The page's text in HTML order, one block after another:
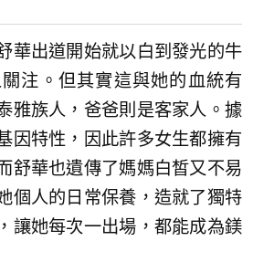
華出道開始就以白到發光的牛
注。但其實這與她的血統有
雅族人，爸爸則是客家人。據
因特性，因此許多女生都擁有
舒華也遺傳了媽媽白皙又不易
個人的日常保養，造就了獨特
讓她每次一出場，都能成為鎂